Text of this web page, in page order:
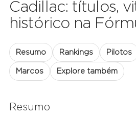
Cadillac: títulos,
histórico na
Resumo Rankings Pilotos
Marcos Explore também
Resumo